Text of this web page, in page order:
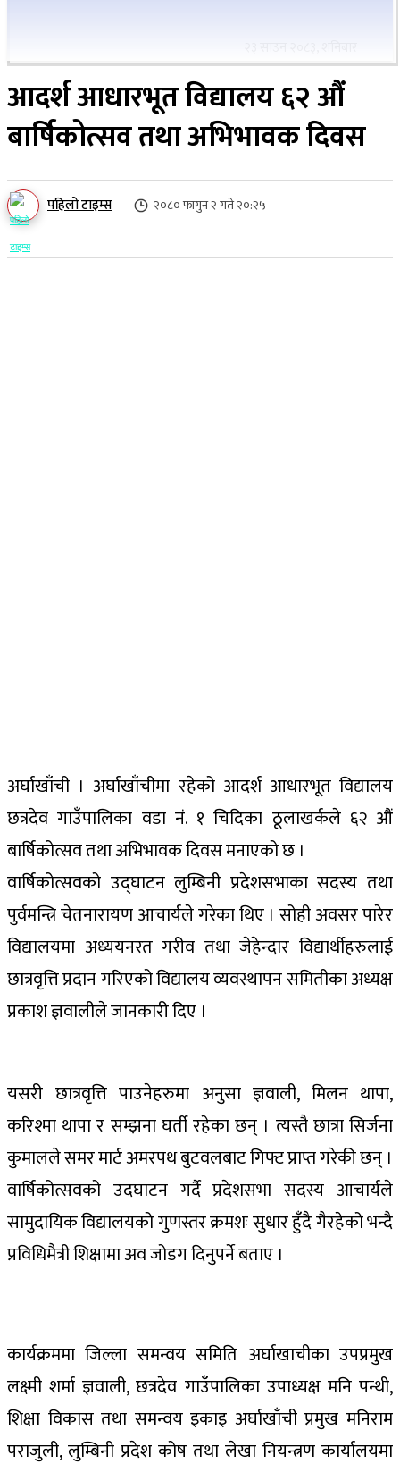
आदर्श आधारभूत विद्यालय ६२ औं
बार्षिकोत्सव तथा अभिभावक दिवस
पहिलो टाइम्स २०८० फागुन २ गते २०:२५
अर्घाखाँची । अर्घाखाँचीमा रहेको आदर्श आधारभूत विद्यालय
छत्रदेव गाउँपालिका वडा नं. १ चिदिका ठूलाखर्कले ६२ औं
बार्षिकोत्सव तथा अभिभावक दिवस मनाएको छ ।
वार्षिकोत्सवको उद्घाटन लुम्बिनी प्रदेशसभाका सदस्य तथा
पुर्वमन्त्रि चेतनारायण आचार्यले गरेका थिए । सोही अवसर पारेर
विद्यालयमा अध्ययनरत गरीव तथा जेहेन्दार विद्यार्थीहरुलाई
छात्रवृत्ति प्रदान गरिएको विद्यालय व्यवस्थापन समितीका अध्यक्ष
प्रकाश ज्ञवालीले जानकारी दिए ।
यसरी छात्रवृत्ति पाउनेहरुमा अनुसा ज्ञवाली, मिलन थापा,
करिश्मा थापा र सम्झना घर्ती रहेका छन् । त्यस्तै छात्रा सिर्जना
कुमालले समर मार्ट अमरपथ बुटवलबाट गिफ्ट प्राप्त गरेकी छन् ।
वार्षिकोत्सवको उदघाटन गर्दै प्रदेशसभा सदस्य आचार्यले
सामुदायिक विद्यालयको गुणस्तर क्रमशः सुधार हुँदै गैरहेको भन्दै
प्रविधिमैत्री शिक्षामा अव जोडग दिनुपर्ने बताए ।
कार्यक्रममा जिल्ला समन्वय समिति अर्घाखाचीका उपप्रमुख
लक्ष्मी शर्मा ज्ञवाली, छत्रदेव गाउँपालिका उपाध्यक्ष मनि पन्थी,
शिक्षा विकास तथा समन्वय इकाइ अर्घाखाँची प्रमुख मनिराम
पराजुली, लुम्बिनी प्रदेश कोष तथा लेखा नियन्त्रण कार्यालयमा